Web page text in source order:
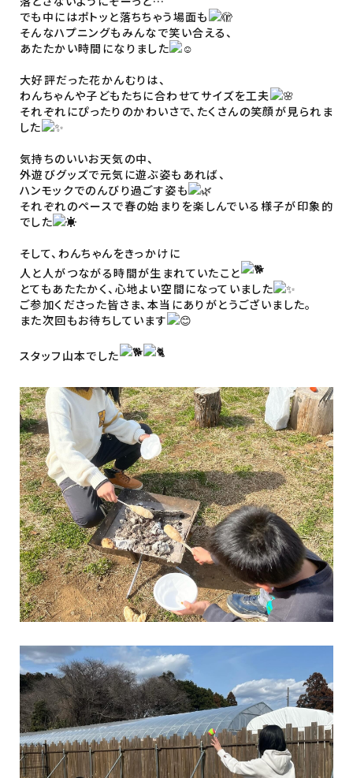
でも中にはポトッと落ちちゃう場面も
そんなハプニングもみんなで笑い合える、
あたたかい時間になりました
大好評だった花かんむりは、
わんちゃんや子どもたちに合わせてサイズを工夫
それぞれにぴったりのかわいさで、たくさんの笑顔が見られま
した
気持ちのいいお天気の中、
外遊びグッズで元気に遊ぶ姿もあれば、
ハンモックでのんびり過ごす姿も
それぞれのペースで春の始まりを楽しんでいる様子が印象的
でした
そして、わんちゃんをきっかけに
人と人がつながる時間が生まれていたこと
とてもあたたかく、心地よい空間になっていました
ご参加くださった皆さま、本当にありがとうございました。
また次回もお待ちしています
スタッフ山本でした